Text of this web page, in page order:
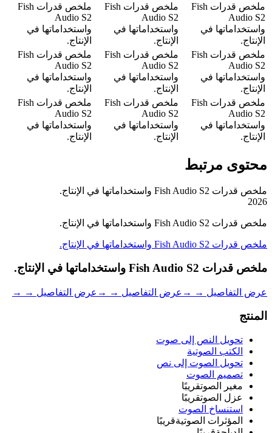
ملخص قدرات Fish
Audio S2
واستخداماتها في
الإنتاج.
ملخص قدرات Fish
Audio S2
واستخداماتها في
الإنتاج.
ملخص قدرات Fish
Audio S2
واستخداماتها في
الإنتاج.
ملخص قدرات Fish
Audio S2
واستخداماتها في
الإنتاج.
ملخص قدرات Fish
Audio S2
واستخداماتها في
الإنتاج.
ملخص قدرات Fish
Audio S2
واستخداماتها في
الإنتاج.
ملخص قدرات Fish
Audio S2
واستخداماتها في
الإنتاج.
ملخص قدرات Fish
Audio S2
واستخداماتها في
الإنتاج.
ملخص قدرات Fish
Audio S2
واستخداماتها في
الإنتاج.
محتوى مرتبط
ملخص قدرات Fish Audio S2 واستخداماتها في الإنتاج.
2026
ملخص قدرات Fish Audio S2 واستخداماتها في الإنتاج.
ملخص قدرات Fish Audio S2 واستخداماتها في الإنتاج.
ملخص قدرات Fish Audio S2 واستخداماتها في الإنتاج.
عرض التفاصيل → → عرض التفاصيل → → عرض التفاصيل → →
المنتج
تحويل النص إلى صوت
الكتب الصوتية
تحويل الصوت إلى نص
تصميم الصوت
مغير الصوتقريبًا
عزل الصوتقريبًا
استنساخ الصوت
المؤثرات الصوتيةقريبًا